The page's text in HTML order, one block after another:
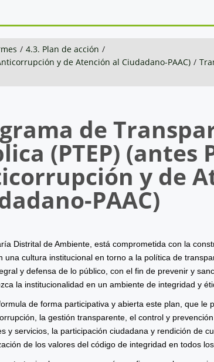
/ 4.3. Plan de acción /
y de Atención al Ciudadano-PAAC) /
de
(PTEP) (antes
y de
PAAC)
Distrital de Ambiente, está comprometida con la
una cultura institucional en torno a la política de
y defensa de lo público, con el fin de prevenir y
la institucionalidad en un ambiente de integridad y
de forma participativa y abierta este plan, que le
la gestión transparente, el control y
y servicios, la participación ciudadana y rendición de
de los valores del código de integridad en todos